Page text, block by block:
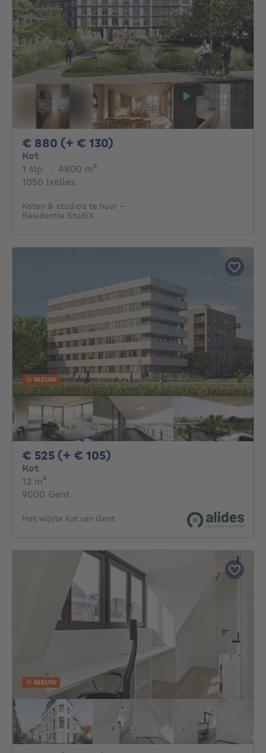
€ 880 (+ € 130)
Kot
1 slp. 1 slaapkamer
· 4800 m²
1050 Ixelles
Koten & studio's te huur -
Residentie StudiX
NIEUW
€ 525 (+ € 105)
Kot
12 m²
9000 Gent
Het wijste kot van Gent
NIEUW